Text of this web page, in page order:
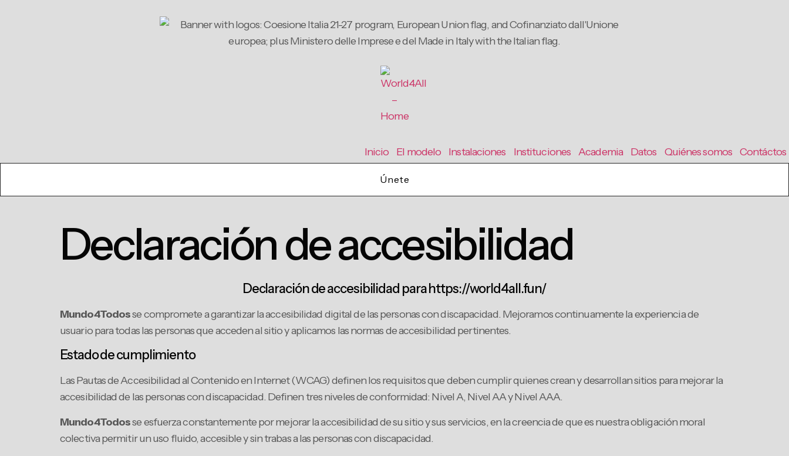
Inicio El modelo Instalaciones Instituciones Academia Datos Quiénes somos Contáctos
Únete
Declaración de accesibilidad
Declaración de accesibilidad para https://world4all.fun/
Mundo4Todosse compromete a garantizar la accesibilidad digital de las personas con discapacidad. Mejoramos continuamente la experiencia de
usuario para todas las personas que acceden al sitio y aplicamos las normas de accesibilidad pertinentes.
Estado de cumplimiento
Las Pautas de Accesibilidad al Contenido en Internet (WCAG) definen los requisitos que deben cumplir quienes crean y desarrollan sitios para mejorar la
accesibilidad de las personas con discapacidad. Definen tres niveles de conformidad: Nivel A, Nivel AA y Nivel AAA.
Mundo4Todosse esfuerza constantemente por mejorar la accesibilidad de su sitio y sus servicios, en la creencia de que es nuestra obligación moral
colectiva permitir un uso fluido, accesible y sin trabas a las personas con discapacidad.